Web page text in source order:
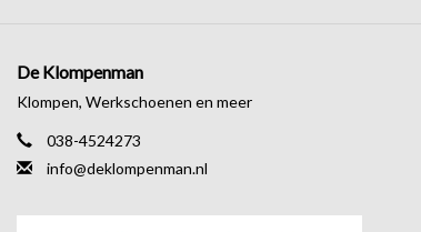
De Klompenman
Klompen, Werkschoenen en meer
038-4524273
info@deklompenman.nl